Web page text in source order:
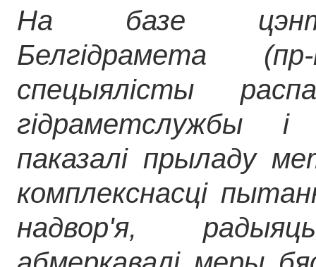
На базе
Белгідрамета
спецыялісты
гідраметслужбы і
паказалі прыладу
комплекснасці
надвор'я,